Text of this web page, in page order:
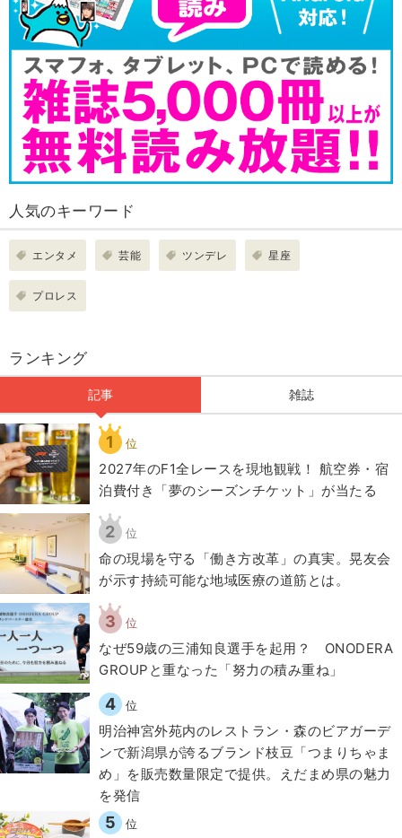
人気のキーワード
エンタメ 芸能 ツンデレ 星座
プロレス
ランキング
記事 雑誌
1 位
2027年のF1全レースを現地観戦！ 航空券・宿
泊費付き「夢のシーズンチケット」が当たる
2 位
​命の現場を守る「働き方改革」の真実。晃友会
が示す持続可能な地域医療の道筋とは。
3 位
なぜ59歳の三浦知良選手を起用？ ONODERA
GROUPと重なった「努力の積み重ね」
4 位
明治神宮外苑内のレストラン・森のビアガーデ
ンで新潟県が誇るブランド枝豆「つまりちゃま
め」を販売数量限定で提供。えだまめ県の魅力
を発信
5 位